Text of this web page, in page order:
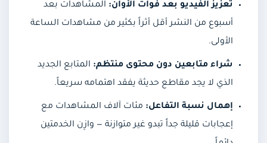
تعزيز الفيديو بعد فوات الأوان: المشاهدات بعد
أسبوع من النشر أقل أثراً بكثير من مشاهدات الساعة
الأولى.
شراء متابعين دون محتوى منتظم: المتابع الجديد
الذي لا يجد مقاطع حديثة يفقد اهتمامه سريعاً.
إهمال نسبة التفاعل: مئات آلاف المشاهدات مع
إعجابات قليلة جداً تبدو غير متوازنة — وازِن الخدمتين